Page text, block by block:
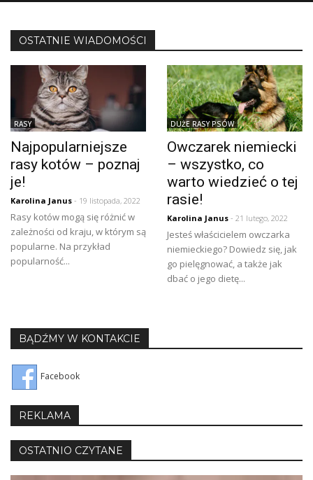
OSTATNIE WIADOMOŚCI
RASY
Najpopularniejsze
rasy kotów – poznaj
je!
Karolina Janus - 19 listopada, 2022
Rasy kotów mogą się różnić w
zależności od kraju, w którym są
popularne. Na przykład
popularność...
DUŻE RASY PSÓW
Owczarek niemiecki
– wszystko, co
warto wiedzieć o tej
rasie!
Karolina Janus - 21 lutego, 2022
Jesteś właścicielem owczarka
niemieckiego? Dowiedz się, jak
go pielęgnować, a także jak
dbać o jego dietę...
BĄDŹMY W KONTAKCIE
Facebook
REKLAMA
OSTATNIO CZYTANE